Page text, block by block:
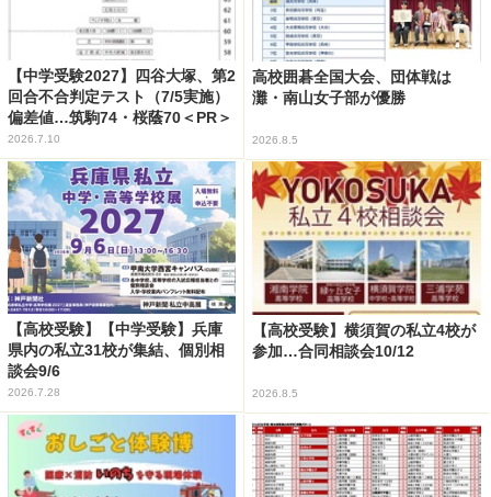
【中学受験2027】四谷大塚、第2
回合不合判定テスト（7/5実施）
偏差値…筑駒74・桜蔭70＜PR＞
2026.7.10
高校囲碁全国大会、団体戦は
灘・南山女子部が優勝
2026.8.5
【高校受験】【中学受験】兵庫
県内の私立31校が集結、個別相
談会9/6
2026.7.28
【高校受験】横須賀の私立4校が
参加…合同相談会10/12
2026.8.5